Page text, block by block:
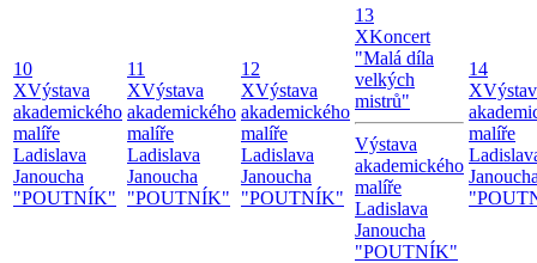
10
XVýstava
akademického
malíře
Ladislava
Janoucha
"POUTNÍK"
11
XVýstava
akademického
malíře
Ladislava
Janoucha
"POUTNÍK"
12
XVýstava
akademického
malíře
Ladislava
Janoucha
"POUTNÍK"
13
XKoncert
"Malá díla
velkých
mistrů"
Výstava
akademického
malíře
Ladislava
Janoucha
"POUTNÍK"
14
X
malíře